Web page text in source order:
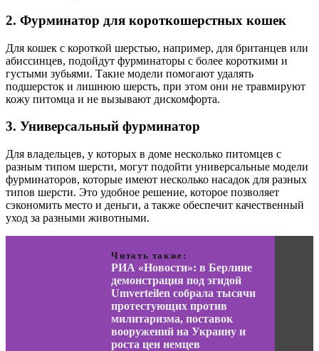
2. Фурминатор для короткошерстных кошек
Для кошек с короткой шерстью, например, для британцев или
абиссинцев, подойдут фурминаторы с более короткими и
густыми зубьями. Такие модели помогают удалять
подшерсток и лишнюю шерсть, при этом они не травмируют
кожу питомца и не вызывают дискомфорта.
3. Универсальный фурминатор
Для владельцев, у которых в доме несколько питомцев с
разным типом шерсти, могут подойти универсальные модели
фурминаторов, которые имеют несколько насадок для разных
типов шерсти. Это удобное решение, которое позволяет
сэкономить место и деньги, а также обеспечит качественный
уход за разными животными.
Читать также:
РИА «Новости»: в Берлине
демонстрация под эгидой
Umverteilen собрала тысячи
протестующих против
милитаризма, поставок
вооружений на Украину и
роста цен немцев